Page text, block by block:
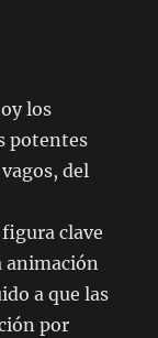
los
potentes
del
clave
animación
a que las
por